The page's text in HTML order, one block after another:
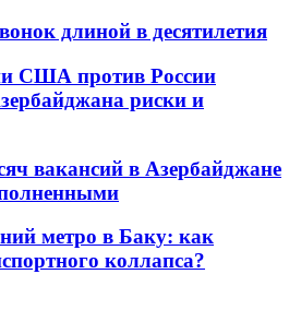
длиной в десятилетия
США против России
риски и
вакансий в Азербайджане
метро в Баку: как
коллапса?